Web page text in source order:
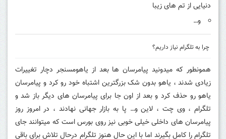
دنیایی از تم های زیبا
و…
چرا به تلگرام نیاز داریم؟
همونطور که میدونید پیامرسان ها بعد از یاهومسنجر دچار تغییرات
زیادی شدند ، یاهو بدون شک بزرگترین اشتباه خود رو کرد و پیامرسان
یاهو رو حذف کرد و بعد از اون جا برای پیامرسان های دیگر باز شد و
تلگرام ، وی چت ، لاین و… پا به بازار جهانی نهادند ، در امروز روز
پیامرسان های داخلی خیلی خوبی نیز روی بورس است که میتوانند جای
تلگرام را کامل بگیرند اما با این حال هنوز تلگرام درحال تلاش برای باقی